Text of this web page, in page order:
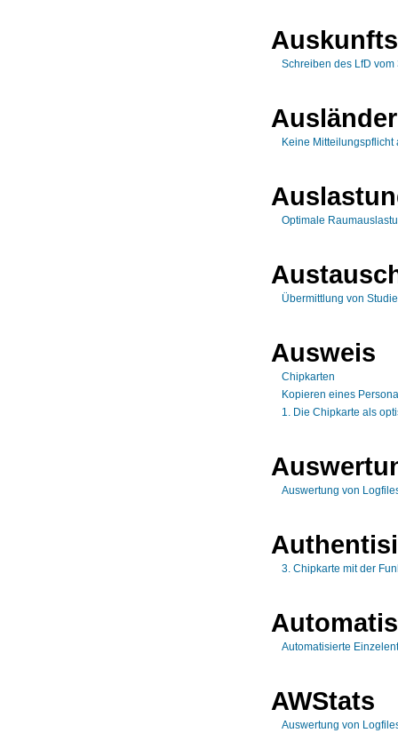
Schreiben des LfD vom
Keine
Optimale
Übermittlung von
Ausweis
Chipkarten
Kopieren eines
1. Die Chipkarte als
Auswertung von
3. Chipkarte mit der
Automatisierte
AWStats
Auswertung von